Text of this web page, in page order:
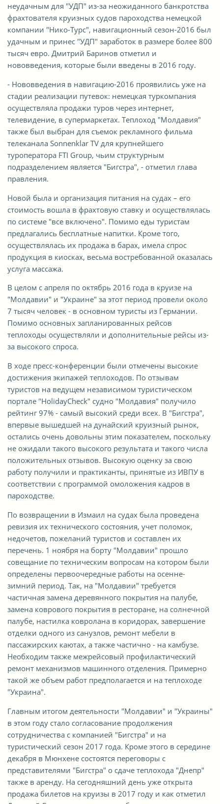
неудачным для "УДП" из-за неожиданного банкротства
фрахтователя круизных судов пароходства немецкой
компании "Нико-Турс", навигационный сезон-2016 был
удачным и принес "УДП" заработок в размере более 800
тысяч евро. Дмитрий Баринов отметил и
нововведения, которые были введены в 2016 году.
- Нововведения в навигацию-2016 проявились уже на
стадии реализации путевок: немецкая туркомпания
осуществляла продажи туров через интернет,
телевидение, в супермаркетах. Теплоход "Молдавия"
также был выбран для съемок рекламного фильма
телеканала Sonnenklar TV для крупнейшего
туроператора FTI Group, чьим структурным
подразделением является "Бигстра", - отметил глава
правления.
Новой была и организация питания на судах – его
стоимость вошла в фрахтовую ставку и осуществлялась
по системе "все включено". Помимо еды туристам
предлагались бесплатные напитки. Кроме того,
осуществлялась их продажа в барах, имела спрос
продукция в киосках, весьма востребованной оказалась
услуга массажа.
В целом с апреля по октябрь 2016 года в круизе на
"Молдавии" и "Украине" за этот период провели около
7 тысяч человек - в основном туристы из Германии.
Помимо основных запланированных рейсов
теплоходы осуществляли и дополнительные рейсы из-
за высокого спроса.
В ходе пресс-конференции были отмечены высокие
достижения экипажей теплоходов. По отзывам
туристов на ведущем независимом туристическом
портале "HolidayCheck" судно "Молдавия" получило
рейтинг 97% - самый высокий среди всех. В "Бигстра",
впервые вышедшей на дунайский круизный рынок,
остались очень довольны этим показателем, поскольку
не ожидали такого высокого результата и такого числа
положительных отзывов. Высокую оценку за свою
работу получили и практиканты, принятые из ИВПУ в
соответствии с программой омоложения кадров в
пароходстве.
По возвращении в Измаил на судах была проведена
ревизия их технического состояния, учет поломок,
недочетов, пожеланий туристов и составлен их
перечень. 1 ноября на борту "Молдавии" прошло
совещание по техническим вопросам на котором были
определены первоочередные работы на осенне-
зимний период. Так, на "Молдавии" требуется
частичная замена деревянного покрытия на палубе,
замена коврового покрытия в ресторане, на солнечной
палубе, настилка ковролана в коридорах, завершение
отделки одного из санузлов, ремонт мебели в
пассажирских каютах, а также частично - на камбузе.
Необходим также межрейсовый профилактический
ремонт механизмов машинного отделения. Примерно
такой же объем работ предполагается и на теплоходе
"Украина".
Главным итогом деятельности "Молдавии" и "Украины"
в этом году стало согласование продолжения
сотрудничества с компанией "Бигстра" и на
туристический сезон 2017 года. Кроме этого в середине
декабря в Мюнхене состоятся переговоры с
представителями "Бигстра" о сдаче теплохода "Днепр"
также в аренду. На сегодняшний день уже открыта
продажа билетов на круизы в 2017 году и как отметил